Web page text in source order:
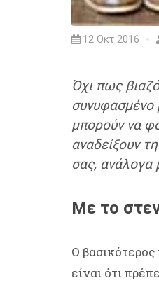
12 Οκτ 2016
Όχι πως
συνυφασμένο
μπορούν να
αναδείξουν
σας, ανάλογα
Με το
Ο
είναι ότι